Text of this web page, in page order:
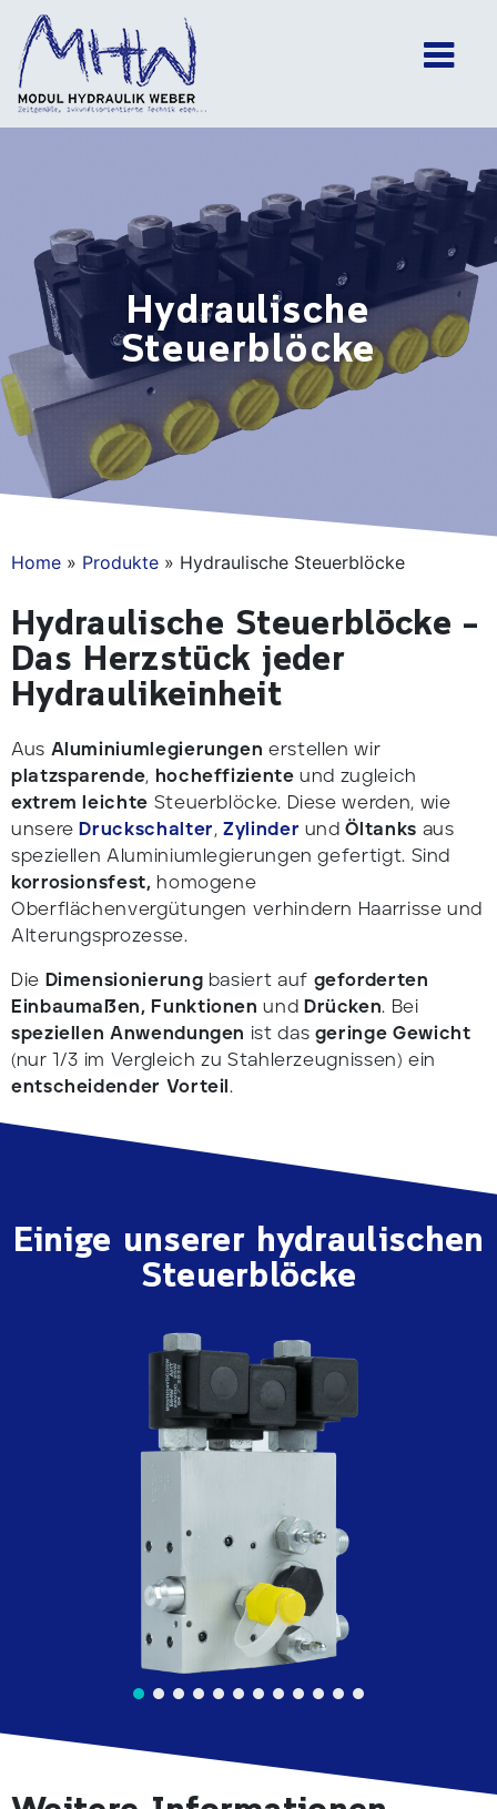
Main Navigation
Hydraulische
Steuerblöcke
Home » Produkte » Hydraulische Steuerblöcke
Hydraulische Steuerblöcke –
Das Herzstück jeder
Hydraulikeinheit
Aus Aluminiumlegierungen erstellen wir
platzsparende, hocheffiziente und zugleich
extrem leichte Steuerblöcke. Diese werden, wie
unsere Druckschalter,Zylinder undÖltanks aus
speziellen Aluminiumlegierungen gefertigt. Sind
korrosionsfest, homogene
Oberflächenvergütungen verhindern Haarrisse und
Alterungsprozesse.
Die Dimensionierung basiert auf geforderten
Einbaumaßen, Funktionen und Drücken. Bei
speziellen Anwendungen ist das geringe Gewicht
(nur 1/3 im Vergleich zu Stahlerzeugnissen) ein
entscheidender Vorteil.
Einige unserer hydraulischen
Steuerblöcke